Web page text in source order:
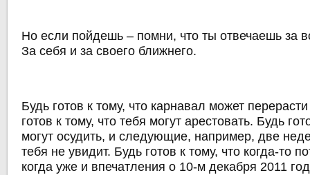
Но если пойдешь – помни, что ты отвечаешь за
За себя и за своего ближнего.
Будь готов к тому, что карнавал может
готов к тому, что тебя могут арестовать. Будь
могут осудить, и следующие, например, две
тебя не увидит. Будь готов к тому, что когда-то
когда уже и впечатления о 10-м декабря 2011